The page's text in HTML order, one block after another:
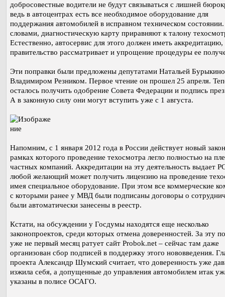
добросовестные водители не будут связываться с лишней
ведь в автоцентрах есть все необходимое оборудование для
поддержания автомобилей в исправном техническом
словами, диагностическую карту приравняют к талону
Естественно, автосервис для этого должен иметь аккредитацию,
правительство рассматривает и упрощение процедуры ее
Эти поправки были предложены депутатами Натальей
Владимиром Резником. Первое чтение он прошел 25 апреля.
осталось получить одобрение Совета Федерации и подпись
А в законную силу они могут вступить уже с 1 августа.
Напомним, с 1 января 2012 года в России действует новый
рамках которого проведение техосмотра легло полностью на
частных компаний. Аккредитации на эту деятельность выдает
любой желающий может получить лицензию на проведение
имея специальное оборудование. При этом все коммерческие
с которыми ранее у МВД были подписаны договоры о
были автоматически занесены в реестр.
Кстати, на обсуждении у Госдумы находятся еще несколько
законопроектов, среди которых отмена доверенностей. За эту
уже не первый месяц ратует сайт Probok.net – сейчас там даже
организован сбор подписей в поддержку этого нововведения.
проекта Александр Шумский считает, что доверенность уже
изжила себя, а допущенные до управления автомобилем итак
указаны в полисе ОСАГО.